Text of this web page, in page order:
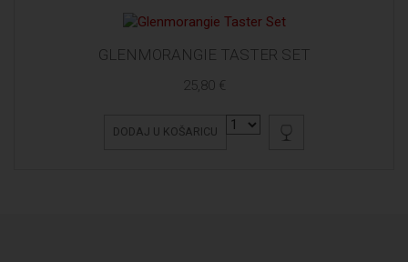
GLENMORANGIE TASTER SET
25,80 €
DODAJ U KOŠARICU